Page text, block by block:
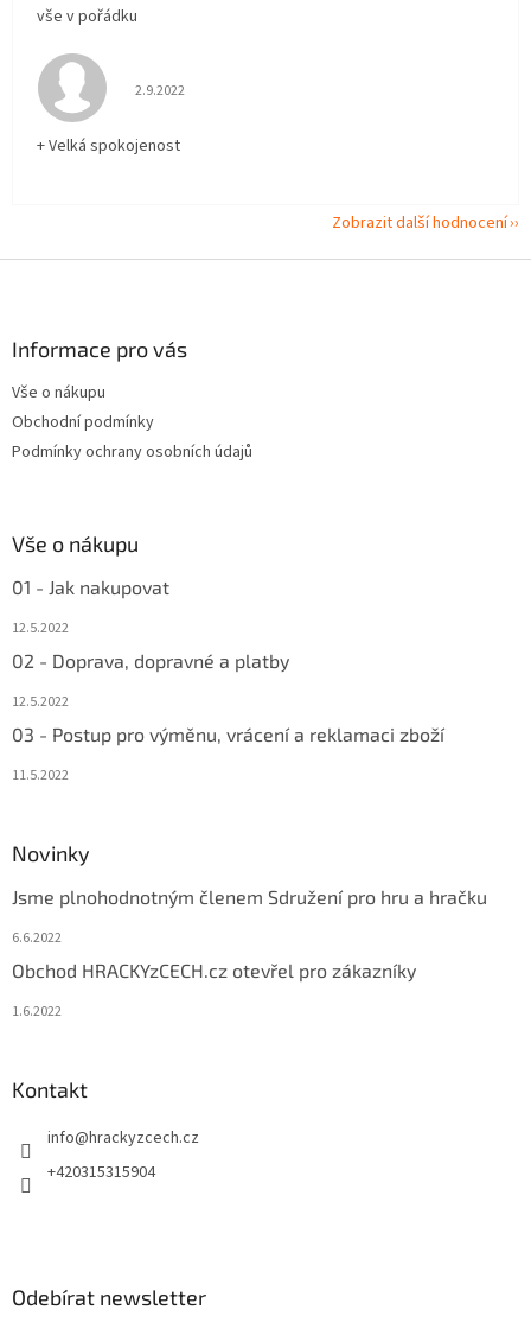
vše v pořádku
Hodnocení obchodu je 5 z 5 hvězdiček.
2.9.2022
+ Velká spokojenost
Zobrazit další hodnocení
Informace pro vás
Vše o nákupu
Obchodní podmínky
Podmínky ochrany osobních údajů
Vše o nákupu
01 - Jak nakupovat
12.5.2022
02 - Doprava, dopravné a platby
12.5.2022
03 - Postup pro výměnu, vrácení a reklamaci zboží
11.5.2022
Novinky
Jsme plnohodnotným členem Sdružení pro hru a hračku
6.6.2022
Obchod HRACKYzCECH.cz otevřel pro zákazníky
1.6.2022
Kontakt
info@hrackyzcech.cz
+420315315904
Odebírat newsletter